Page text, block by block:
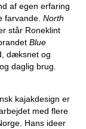
af egen erfaring
farvande. North
står Roneklint
Blue
dæksnet og
daglig brug.
kajakdesign er
med flere
Hans ideer